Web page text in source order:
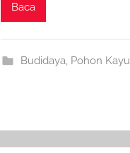
Baca
Budidaya, Pohon Kayu